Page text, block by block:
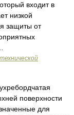
входит в
низкой
защиты от
поверхности
для